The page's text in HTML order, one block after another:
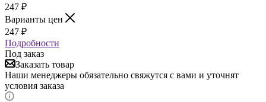
247 ₽
Варианты цен
247 ₽
Подробности
Под заказ
Заказать товар
Наши менеджеры обязательно свяжутся с вами и уточнят
условия заказа